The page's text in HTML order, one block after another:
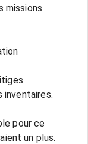
missions
inventaires.
pour ce
un plus.